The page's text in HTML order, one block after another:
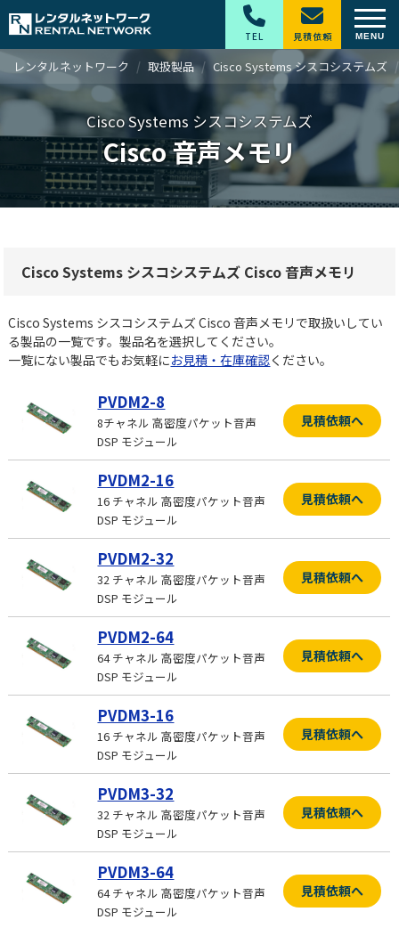
レンタルネットワーク 取扱製品 Cisco Systems シスコシステムズ
Cisco Systems シスコシステムズ
Cisco 音声メモリ
Cisco Systems シスコシステムズ Cisco 音声メモリ
Cisco Systems シスコシステムズ Cisco 音声メモリで取扱いしてい
る製品の一覧です。製品名を選択してください。
一覧にない製品でもお気軽にお見積・在庫確認ください。
PVDM2-8
8チャネル 高密度パケット音声
DSP モジュール
見積依頼へ
PVDM2-16
16 チャネル 高密度パケット音声
DSP モジュール
見積依頼へ
PVDM2-32
32 チャネル 高密度パケット音声
DSP モジュール
見積依頼へ
PVDM2-64
64 チャネル 高密度パケット音声
DSP モジュール
見積依頼へ
PVDM3-16
16 チャネル 高密度パケット音声
DSP モジュール
見積依頼へ
PVDM3-32
32 チャネル 高密度パケット音声
DSP モジュール
見積依頼へ
PVDM3-64
64 チャネル 高密度パケット音声
DSP モジュール
見積依頼へ
TEL 見積依頼